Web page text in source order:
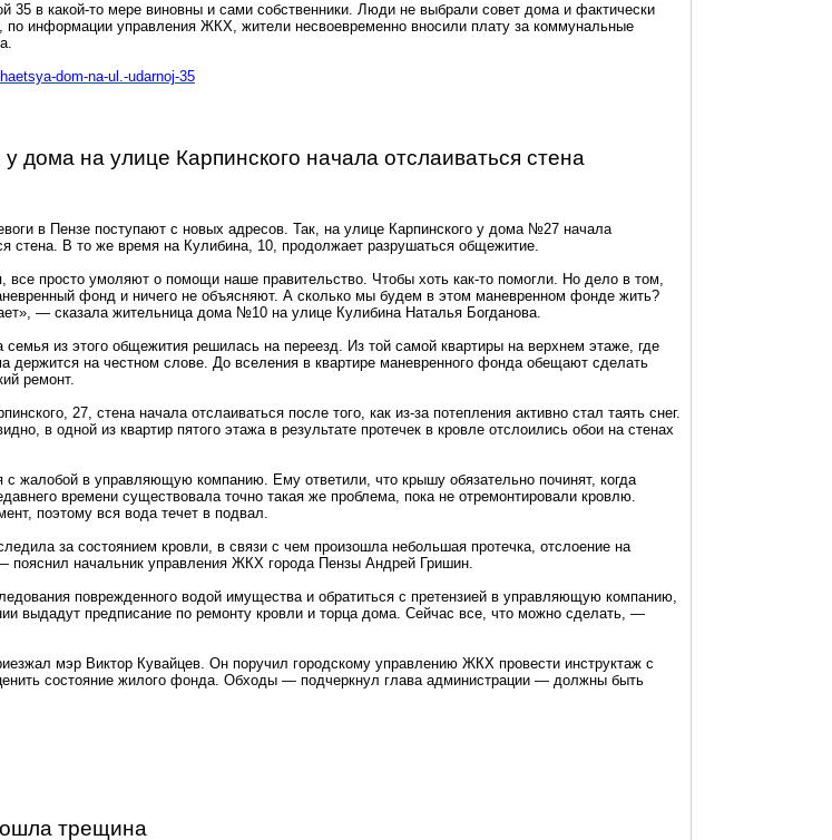
в какой-то мере виновны и сами собственники. Люди не выбрали совет дома и фактически
по информации управления ЖКХ, жители несвоевременно вносили плату за коммунальные
dom-na-ul.-udarnoj-35
дома на улице Карпинского начала отслаиваться стена
в Пензе поступают с новых адресов. Так, на улице Карпинского у дома №27 начала
стена. В то же время на Кулибина, 10, продолжает разрушаться общежитие.
все просто умоляют о помощи наше правительство. Чтобы хоть как-то помогли. Но дело в том,
фонд и ничего не объясняют. А сколько мы будем в этом маневренном фонде жить?
— сказала жительница дома №10 на улице Кулибина Наталья Богданова.
семья из этого общежития решилась на переезд. Из той самой квартиры на верхнем этаже, где
держится на честном слове. До вселения в квартире маневренного фонда обещают сделать
ремонт.
27, стена начала отслаиваться после того, как из-за потепления активно стал таять снег.
в одной из квартир пятого этажа в результате протечек в кровле отслоились обои на стенах
с жалобой в управляющую компанию. Ему ответили, что крышу обязательно починят, когда
времени существовала точно такая же проблема, пока не отремонтировали кровлю.
поэтому вся вода течет в подвал.
за состоянием кровли, в связи с чем произошла небольшая протечка, отслоение на
пояснил начальник управления ЖКХ города Пензы Андрей Гришин.
поврежденного водой имущества и обратиться с претензией в управляющую компанию,
выдадут предписание по ремонту кровли и торца дома. Сейчас все, что можно сделать, —
мэр Виктор Кувайцев. Он поручил городскому управлению ЖКХ провести инструктаж с
состояние жилого фонда. Обходы — подчеркнул глава администрации — должны быть
трещина